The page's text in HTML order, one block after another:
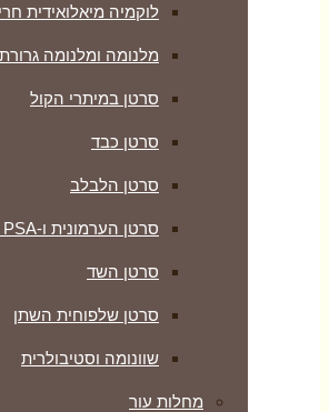
לוקמיה מיאלואידית
מלנומה ומלנומה
סרטן במיתרי הקול
סרטן כבד
סרטן הלבלב
סרטן הערמונית ו-PSA גבוה
סרטן השד
סרטן שלפוחית השתן
שוונומה וסטיבולרית
מחלות עור